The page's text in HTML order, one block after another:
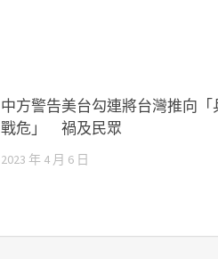
中方警告美台勾連將台灣推向「
戰危」 禍及民眾
2023 年 4 月 6 日